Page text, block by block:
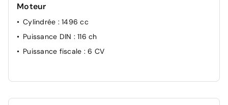
Moteur
Cylindrée : 1496 cc
Puissance DIN : 116 ch
Puissance fiscale : 6 CV